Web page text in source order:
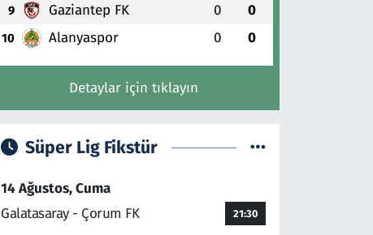
9 Gaziantep FK 0 0
10 Alanyaspor 0 0
Detaylar için tıklayın
Süper Lig Fikstür
14 Ağustos, Cuma
Galatasaray - Çorum FK
21:30